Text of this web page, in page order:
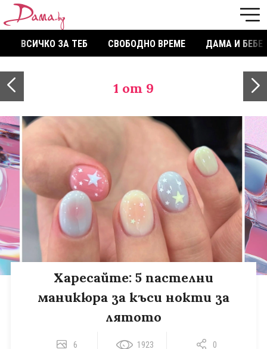
ВСИЧКО ЗА ТЕБ СВОБОДНО ВРЕМЕ ДАМА И БЕБЕ
1 от 9
Харесайте: 5 пастелни
маникюра за къси нокти за
лятото
6 1923 0